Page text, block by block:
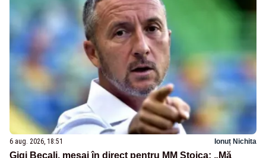
6 aug. 2026, 18:51 Ionuț Nichita
Gigi Becali, mesaj în direct pentru MM Stoica: „Mă